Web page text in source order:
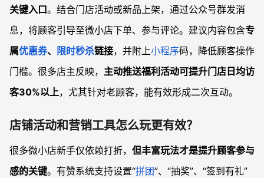
关键入口。结合门店活动或新品上架，通过公众号群发消
息，将顾客引导至微小店下单、参与评论。建议内容包含专
属优惠券、 限时秒杀链接，并附上小程序码，降低顾客操作
门槛。很多店主反映， 主动推送福利活动可提升门店日均访
客30%以上，尤其针对老顾客，能有效形成二次互动。
店铺活动和营销工具怎么玩更有效？
很多微小店新手仅依赖打折， 但丰富玩法才是提升顾客参与
感的关键。有赞系统支持设置“拼团”、“抽奖”、“签到有礼”